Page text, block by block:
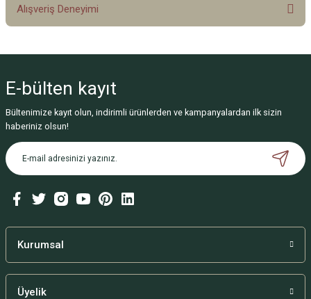
Alışveriş Deneyimi
Deneyimini Paylaş
E-bülten kayıt
Bültenimize kayıt olun, indirimli ürünlerden ve kampanyalardan ilk sizin
haberiniz olsun!
Kurumsal
Üyelik